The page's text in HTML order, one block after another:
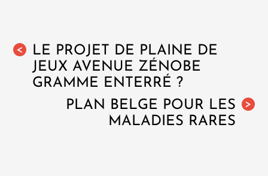
<
LE PROJET DE PLAINE DE
JEUX AVENUE ZÉNOBE
GRAMME ENTERRÉ ?
>
PLAN BELGE POUR LES
MALADIES RARES